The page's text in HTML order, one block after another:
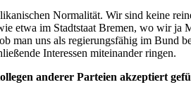
Normalität. Wir sind keine
etwa im Stadtstaat Bremen, wo wir
man uns als regierungsfähig im
Interessen miteinander ringen.
anderer Parteien akzeptiert